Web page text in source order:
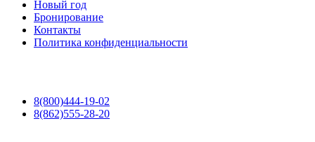
Новый год
Бронирование
Контакты
Политика конфиденциальности
8(800)444-19-02
8(862)555-28-20